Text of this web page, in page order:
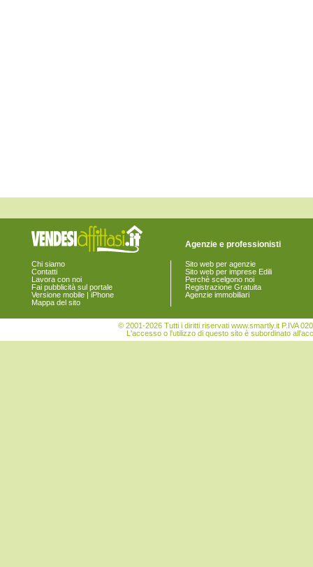
Chi siamo
Contatti
Lavora con noi
Fai pubblicità sul portale
Versione mobile | iPhone
Mappa del sito
Agenzie e professionisti
Sito web per agenzie
Sito web per imprese Edili
Perchè scelgono noi
Registrazione Gratuita
Agenzie immobiliari
© 2001-2026 Tutti i diritti riservati www.smartly.it P.IVA
L'accesso o l'utilizzo di questo sito è subordinato